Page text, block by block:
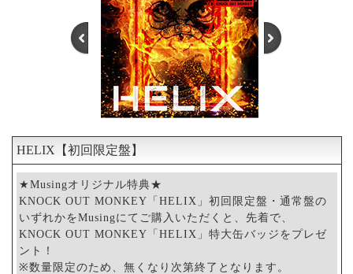
HELIX【初回限定盤】
★Musingオリジナル特典★
KNOCK OUT MONKEY「HELIX」初回限定盤・通常盤の
いずれかをMusingにてご購入いただくと、先着で、
KNOCK OUT MONKEY「HELIX」特大缶バッジをプレゼ
ント！
※数量限定のため、無くなり次第終了となります。